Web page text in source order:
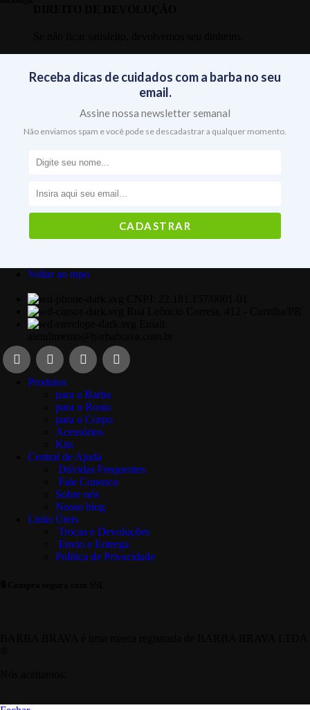
Receba dicas de cuidados com a barba no seu
email.
Assine nossa newsletter semanal
Não enviamos spam e você pode se descadastrar a qualquer momento.
Voltar ao topo
Produtos
para a Barba
para o Rosto
para o Corpo
Acessórios
Kits
Central de Ajuda
Dúvidas Frequentes
Fale Conosco
Sobre nós
Nosso blog
Links Úteis
Trocas e Devoluções
Envio e Entrega
Política de Privacidade